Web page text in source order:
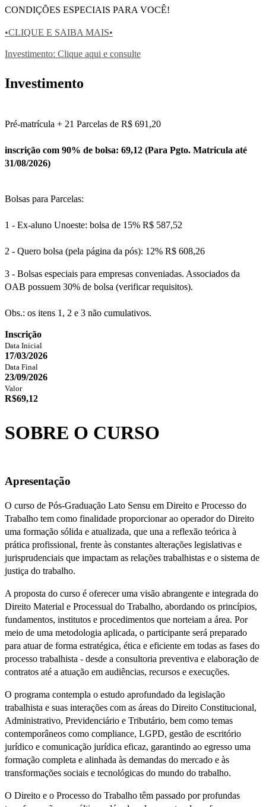
CONDIÇÕES ESPECIAIS PARA VOCÊ!
•CLIQUE E SAIBA MAIS•
Investimento: Clique aqui e consulte
Investimento
Pré-matrícula + 21 Parcelas de R$ 691,20
inscrição com 90% de bolsa: 69,12 (Para Pgto. Matricula até
31/08/2026)
Bolsas para Parcelas:
1 - Ex-aluno Unoeste: bolsa de 15% R$ 587,52
2 - Quero bolsa (pela página da pós): 12% R$ 608,26
3 - Bolsas especiais para empresas conveniadas. Associados da
OAB possuem 30% de bolsa (verificar requisitos).
Obs.: os itens 1, 2 e 3 não cumulativos.
Inscrição
Data Inicial
17/03/2026
Data Final
23/09/2026
Valor
R$69,12
SOBRE O CURSO
Apresentação
O curso de Pós-Graduação Lato Sensu em Direito e Processo do
Trabalho tem como finalidade proporcionar ao operador do Direito
uma formação sólida e atualizada, que una a reflexão teórica à
prática profissional, frente às constantes alterações legislativas e
jurisprudenciais que impactam as relações trabalhistas e o sistema de
justiça do trabalho.
A proposta do curso é oferecer uma visão abrangente e integrada do
Direito Material e Processual do Trabalho, abordando os princípios,
fundamentos, institutos e procedimentos que norteiam a área. Por
meio de uma metodologia aplicada, o participante será preparado
para atuar de forma estratégica, ética e eficiente em todas as fases do
processo trabalhista - desde a consultoria preventiva e elaboração de
contratos até a atuação em audiências, recursos e execuções.
O programa contempla o estudo aprofundado da legislação
trabalhista e suas interações com as áreas do Direito Constitucional,
Administrativo, Previdenciário e Tributário, bem como temas
contemporâneos como compliance, LGPD, gestão de escritório
jurídico e comunicação jurídica eficaz, garantindo ao egresso uma
formação completa e alinhada às demandas do mercado e às
transformações sociais e tecnológicas do mundo do trabalho.
O Direito e o Processo do Trabalho têm passado por profundas